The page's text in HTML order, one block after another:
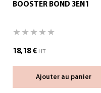
BOOSTER BOND 3EN1
18,18 € HT
Ajouter au panier